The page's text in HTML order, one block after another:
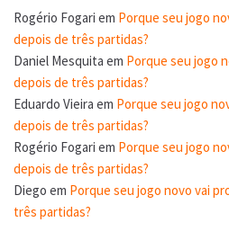
Rogério Fogari em Porque seu jogo
depois de três partidas?
Daniel Mesquita em Porque seu jogo
depois de três partidas?
Eduardo Vieira em Porque seu jogo
depois de três partidas?
Rogério Fogari em Porque seu jogo
depois de três partidas?
Diego em Porque seu jogo novo vai
três partidas?